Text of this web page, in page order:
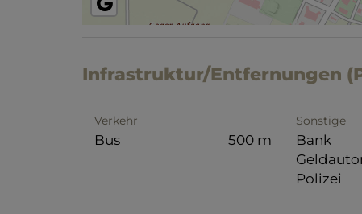
Infrastruktur/Entfernungen
Verkehr
Bus 500 m
Sonstige
Bank
Polizei